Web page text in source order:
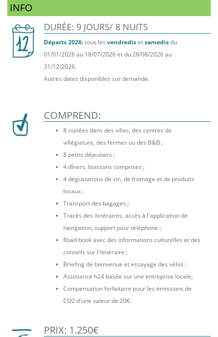
INFO
DURÉE: 9 JOURS/ 8 NUITS
Départs 2026:tous les vendredisetsamedisdu
01/01/2026 au 18/07/2026 et du 28/08/2026 au
31/12/2026.
Autres dates disponibles sur demande.
COMPREND:
8 nuitées dans des villas, des centres de
villégiature, des fermes ou des B&B ;
8 petits déjeuners ;
4 dîners, boissons comprises ;
4 dégustations de vin, de fromage et de produits
locaux ;
Transport des bagages ;
Tracés des itinéraires, accès à l'application de
navigation, support pour téléphone ;
Road book avec des informations culturelles et des
conseils sur l'itinéraire ;
Briefing de bienvenue et essayage des vélos ;
Assistance h24 basée sur une entreprise locale;
Compensation forfaitaire pour les émissions de
CO2 d'une valeur de 20€.
PRIX: 1.250€